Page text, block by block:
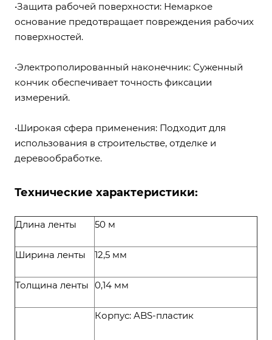
•Защита рабочей поверхности: Немаркое
основание предотвращает повреждения рабочих
поверхностей.
•Электрополированный наконечник: Суженный
кончик обеспечивает точность фиксации
измерений.
•Широкая сфера применения: Подходит для
использования в строительстве, отделке и
деревообработке.
Технические характеристики:
Длина ленты 50 м
Ширина ленты 12,5 мм
Толщина ленты 0,14 мм
Корпус: ABS-пластик